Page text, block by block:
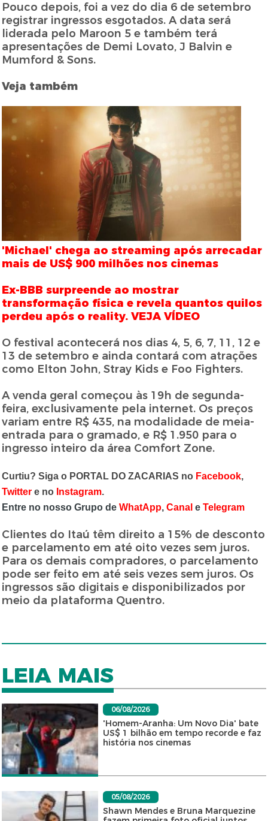
Pouco depois, foi a vez do dia 6 de setembro
registrar ingressos esgotados. A data será
liderada pelo Maroon 5 e também terá
apresentações de Demi Lovato, J Balvin e
Mumford & Sons.
Veja também
'Michael' chega ao streaming após arrecadar
mais de US$ 900 milhões nos cinemas
Ex-BBB surpreende ao mostrar
transformação física e revela quantos quilos
perdeu após o reality. VEJA VÍDEO
O festival acontecerá nos dias 4, 5, 6, 7, 11, 12 e
13 de setembro e ainda contará com atrações
como Elton John, Stray Kids e Foo Fighters.
A venda geral começou às 19h de segunda-
feira, exclusivamente pela internet. Os preços
variam entre R$ 435, na modalidade de meia-
entrada para o gramado, e R$ 1.950 para o
ingresso inteiro da área Comfort Zone.
Curtiu? Siga o PORTAL DO ZACARIAS no Facebook,
Twitter e no Instagram.
Entre no nosso Grupo deWhatApp,Canal eTelegram
Clientes do Itaú têm direito a 15% de desconto
e parcelamento em até oito vezes sem juros.
Para os demais compradores, o parcelamento
pode ser feito em até seis vezes sem juros. Os
ingressos são digitais e disponibilizados por
meio da plataforma Quentro.
LEIA MAIS
06/08/2026
'Homem-Aranha: Um Novo Dia' bate
US$ 1 bilhão em tempo recorde e faz
história nos cinemas
05/08/2026
Shawn Mendes e Bruna Marquezine